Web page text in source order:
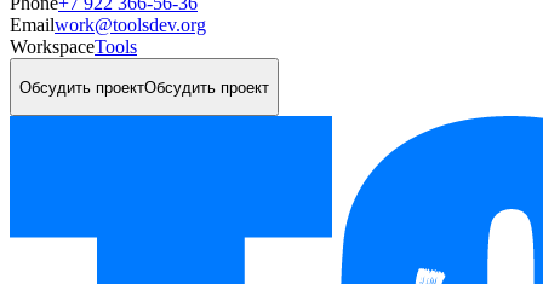
Emailwork@toolsdev.org
WorkspaceTools
Обсудить проектОбсудить проект